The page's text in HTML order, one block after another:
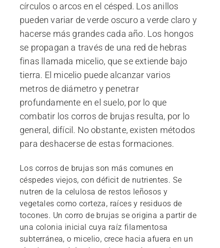
círculos o arcos en el césped. Los anillos
pueden variar de verde oscuro a verde claro y
hacerse más grandes cada año. Los hongos
se propagan a través de una red de hebras
finas llamada micelio, que se extiende bajo
tierra. El micelio puede alcanzar varios
metros de diámetro y penetrar
profundamente en el suelo, por lo que
combatir los corros de brujas resulta, por lo
general, difícil. No obstante, existen métodos
para deshacerse de estas formaciones.
Los corros de brujas son más comunes en
céspedes viejos, con déficit de nutrientes. Se
nutren de la celulosa de restos leñosos y
vegetales como corteza, raíces y residuos de
tocones. Un corro de brujas se origina a partir de
una colonia inicial cuya raíz filamentosa
subterránea, o micelio, crece hacia afuera en un